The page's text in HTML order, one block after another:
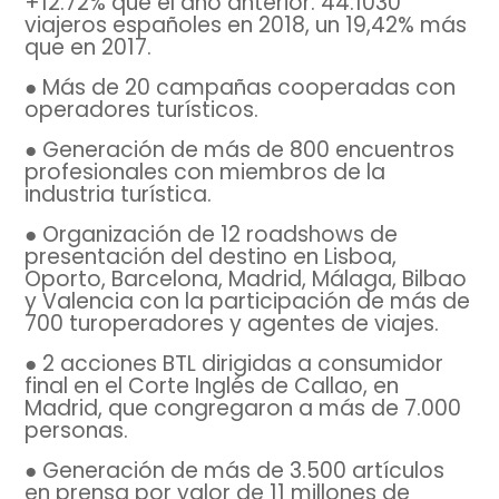
viajeros españoles en 2018, un 19,42% más
que en 2017.
● Más de 20 campañas cooperadas con
operadores turísticos.
● Generación de más de 800 encuentros
profesionales con miembros de la
industria turística.
● Organización de 12 roadshows de
presentación del destino en Lisboa,
Oporto, Barcelona, Madrid, Málaga, Bilbao
y Valencia con la participación de más de
700 turoperadores y agentes de viajes.
● 2 acciones BTL dirigidas a consumidor
final en el Corte Inglés de Callao, en
Madrid, que congregaron a más de 7.000
personas.
● Generación de más de 3.500 artículos